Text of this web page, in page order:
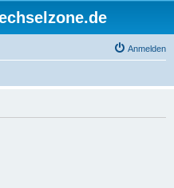
Anmelden